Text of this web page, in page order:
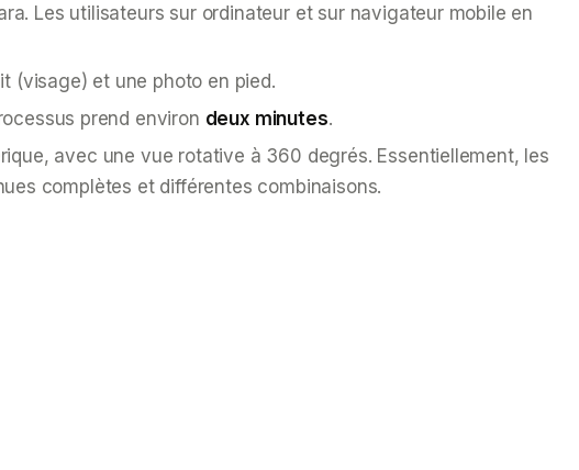
Les utilisateurs sur ordinateur et sur navigateur mobile en
(visage) et une photo en pied.
prend environ deux minutes.
avec une vue rotative à 360 degrés. Essentiellement, les
complètes et différentes combinaisons.